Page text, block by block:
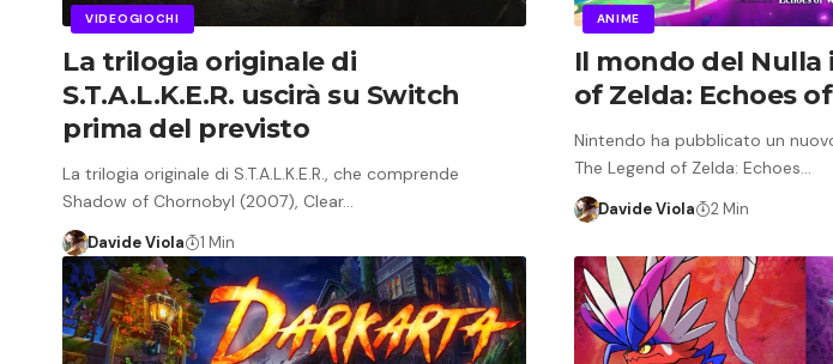
VIDEOGIOCHI
La trilogia originale di
S.T.A.L.K.E.R. uscirà su Switch
prima del previsto
La trilogia originale di S.T.A.L.K.E.R., che comprende
Shadow of Chornobyl (2007), Clear…
Davide Viola 1 Min
ANIME
Il mondo del Nulla
of Zelda: Echoes
Nintendo ha pubblicato un
The Legend of Zelda: Echoes…
Davide Viola 2 Min